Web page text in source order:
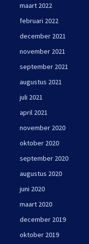
maart 2022
februari 2022
december 2021
november 2021
september 2021
augustus 2021
juli 2021
april 2021
november 2020
oktober 2020
september 2020
augustus 2020
juni 2020
maart 2020
december 2019
oktober 2019